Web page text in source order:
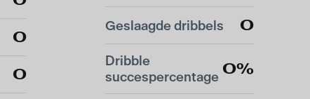
Geslaagde dribbels 0
Dribble
succespercentage 0%
0
0